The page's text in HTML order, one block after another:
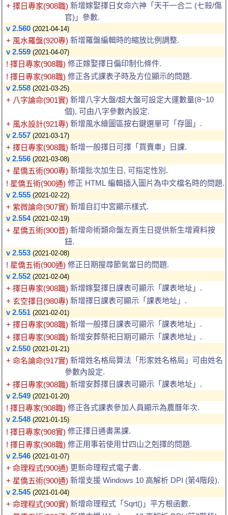
+ 擇日專家(908職) 新增嫁娶擇日女命六神「天干一合二 (七殺/傷
官)」參數.
v 2.560 (2021-04-14)
+ 風水羅盤(920專) 新增羅盤編輯時的縮放比例調整.
v 2.559 (2021-04-07)
! 擇日專家(908職) 修正嫁娶擇日偏印制化條件.
! 擇日專家(908職) 修正各式課表子時及方位顯示的問題.
v 2.558 (2021-03-25)
+ 八字論命(901實) 新增八字大盤/超大盤可設定大運數量(8~10
個), 可由八字參數內設定.
+ 風水設計(921專) 新增風水繪圖區按右鍵選單可「存圖」.
v 2.557 (2021-03-17)
+ 擇日專家(908職) 新增一般擇日可擇「買賣車」日課.
v 2.556 (2021-03-08)
+ 星僑五術(900專) 新增批次加生日, 可指定性別.
! 星僑五術(900通) 修正 HTML 編輯插入圖片為中文檔名時的問題.
v 2.555 (2021-02-22)
+ 紫微論命(907實) 新增自訂中宮顯示樣式.
v 2.554 (2021-02-19)
+ 星僑五術(900普) 新增命術類命盤左頁生日提供新生增資料按
鈕.
v 2.553 (2021-02-08)
! 星僑五術(900通) 修正日期搜尋節氣當日的問題.
v 2.552 (2021-02-04)
+ 擇日專家(908職) 新增嫁娶擇日課表可顯示「課表地址」.
+ 玄空擇日(980專) 新增擇日課表可顯示「課表地址」.
v 2.551 (2021-02-01)
+ 擇日專家(908職) 新增一般擇日課表可顯示「課表地址」.
+ 擇日專家(908職) 新增安葬祭祀日期可顯示「課表地址」.
v 2.550 (2021-01-21)
+ 命名論命(917實) 新增姓名格局算法「形家姓名格局」可由姓名
參數內設定.
+ 擇日專家(908職) 新增安葬擇日課表可顯示「課表地址」.
v 2.549 (2021-01-20)
! 擇日專家(908職) 修正各式課表參加人員顯示為農曆年次.
v 2.548 (2021-01-15)
! 擇日專家(908實) 修正擇日通書黑課.
! 擇日專家(908職) 修正用事若使用廿四山之剋擇的問題.
v 2.546 (2021-01-07)
+ 命理程式(900通) 更新命理程式電子書.
+ 星僑五術(900通) 新增支援 Windows 10 高解析 DPI (第4階段).
v 2.545 (2021-01-04)
+ 命理程式(900實) 新增命理程式「Sqrt()」平方根函數.